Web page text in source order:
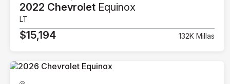
2022 Chevrolet Equinox
LT
$15,194 132K Millas